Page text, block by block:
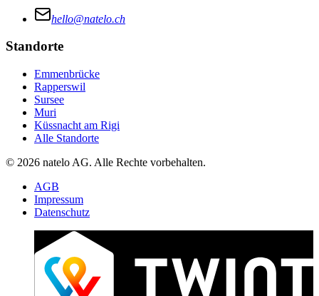
hello@natelo.ch
Standorte
Emmenbrücke
Rapperswil
Sursee
Muri
Küssnacht am Rigi
Alle Standorte
© 2026 natelo AG. Alle Rechte vorbehalten.
AGB
Impressum
Datenschutz